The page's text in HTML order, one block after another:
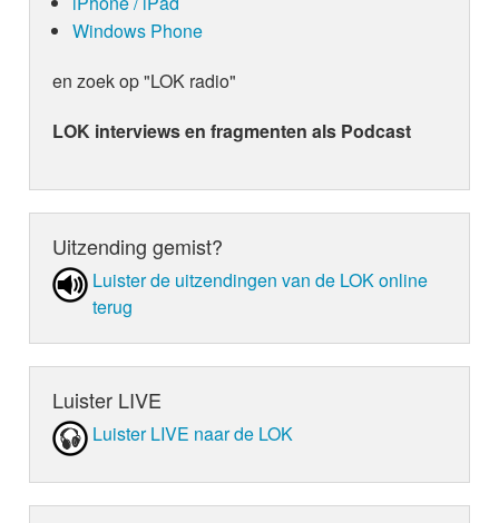
Windows Phone
en zoek op "LOK radio"
LOK interviews en fragmenten als Podcast
Uitzending gemist?
Luister de uit­zen­din­gen van de LOK online
terug
Luister LIVE
Luister LIVE naar de LOK